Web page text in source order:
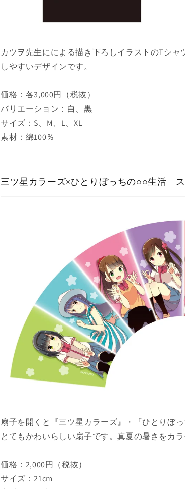
カツヲ先生にによる描き下ろしイラストのTシ
しやすいデザインです。
価格：各3,000円（税抜）
バリエーション：白、黒
サイズ：S、M、L、XL
素材：綿100％
三ツ星カラーズ×ひとりぼっちの○○生活
扇子を開くと『三ツ星カラーズ』・『ひとりぼ
とてもかわいらしい扇子です。真夏の暑さをカ
価格：2,000円（税抜）
サイズ：21cm